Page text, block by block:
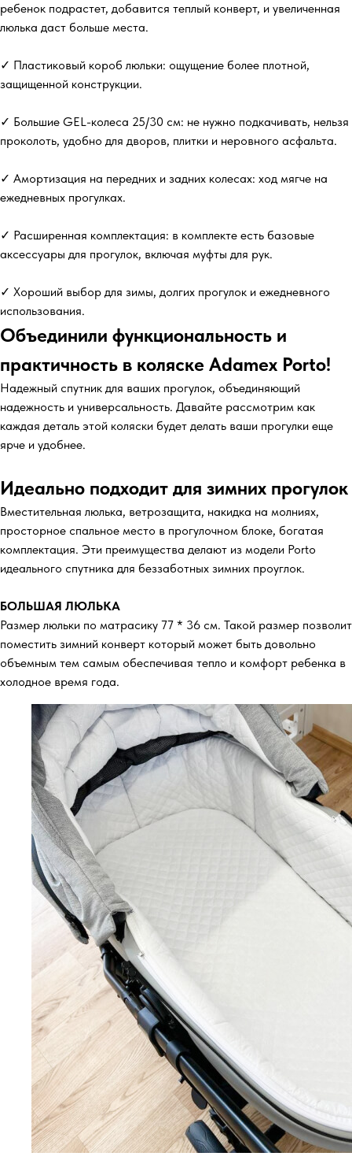
ребенок подрастет, добавится теплый конверт, и увеличенная
люлька даст больше места.
✓ Пластиковый короб люльки: ощущение более плотной,
защищенной конструкции.
✓ Большие GEL-колеса 25/30 см: не нужно подкачивать, нельзя
проколоть, удобно для дворов, плитки и неровного асфальта.
✓ Амортизация на передних и задних колесах: ход мягче на
ежедневных прогулках.
✓ Расширенная комплектация: в комплекте есть базовые
аксессуары для прогулок, включая муфты для рук.
✓ Хороший выбор для зимы, долгих прогулок и ежедневного
использования.
Объединили функциональность и
практичность в коляске Adamex Porto!
Надежный спутник для ваших прогулок, объединяющий
надежность и универсальность. Давайте рассмотрим как
каждая деталь этой коляски будет делать ваши прогулки еще
ярче и удобнее.
Идеально подходит для зимних прогулок
Вместительная люлька, ветрозащита, накидка на молниях,
просторное спальное место в прогулочном блоке, богатая
комплектация. Эти преимущества делают из модели Porto
идеального спутника для беззаботных зимних проуглок.
БОЛЬШАЯ ЛЮЛЬКА
Размер люльки по матрасику 77 * 36 см. Такой размер позволит
поместить зимний конверт который может быть довольно
объемным тем самым обеспечивая тепло и комфорт ребенка в
холодное время года.